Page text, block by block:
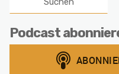
Podcast